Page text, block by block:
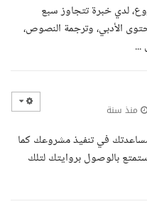
لدي خبرة تتجاوز سبع
الأدبي، وترجمة النصوص،
...
منذ سنة
في تنفيذ مشروعك كما
بالوصول بروايتك لتلك